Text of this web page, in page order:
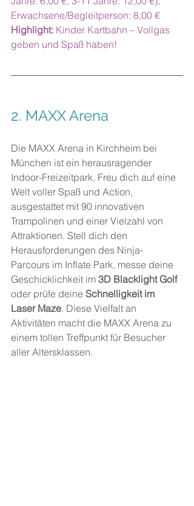
Erwachsene/Begleitperson: 8,00 €
Highlight: Kinder Kartbahn – Vollgas
geben und Spaß haben!
2. MAXX Arena
Die MAXX Arena in Kirchheim bei
München ist ein herausragender
Indoor-Freizeitpark. Freu dich auf eine
Welt voller Spaß und Action,
ausgestattet mit 90 innovativen
Trampolinen und einer Vielzahl von
Attraktionen. Stell dich den
Herausforderungen des Ninja-
Parcours im Inflate Park, messe deine
Geschicklichkeit im 3D Blacklight Golf
oder prüfe deine Schnelligkeit im
Laser Maze. Diese Vielfalt an
Aktivitäten macht die MAXX Arena zu
einem tollen Treffpunkt für Besucher
aller Altersklassen.